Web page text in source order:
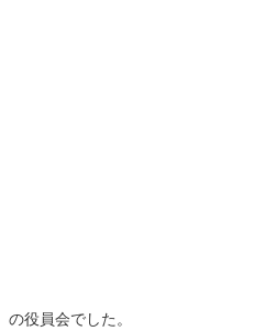
の役員会でした。